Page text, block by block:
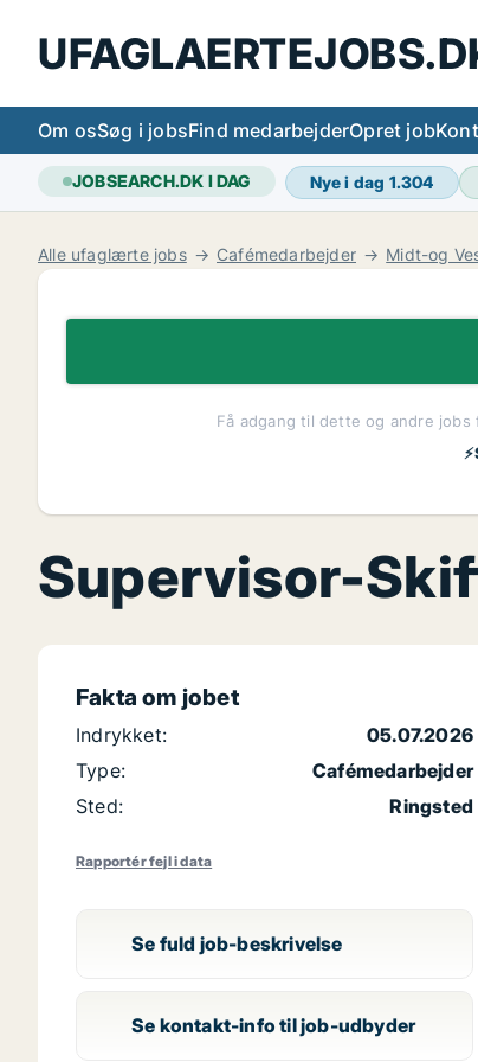
Om osSøg i jobsFind medarbejderOpret job
JOBSEARCH.DK I DAG Nye i dag 1.304
Alle ufaglærte jobs Cafémedarbejder Midt-og
Få adgang til dette og andre
Supervisor-
Fakta om jobet
Indrykket:
05.07.2026
Type:
Cafémedarbejder
Sted:
Ringsted
Rapportér fejl i data
Se fuld job-beskrivelse
Se kontakt-info til job-udbyder